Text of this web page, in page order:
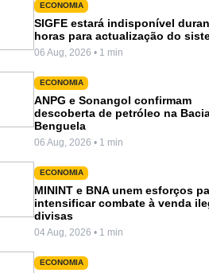
ECONOMIA
SIGFE estará indisponível
horas para actualização do
06 Aug, 2026 • 1 min
ECONOMIA
ANPG e Sonangol confirmam
descoberta de petróleo na
Benguela
06 Aug, 2026 • 1 min
ECONOMIA
MININT e BNA unem esforços
intensificar combate à venda
divisas
04 Aug, 2026 • 1 min
ECONOMIA